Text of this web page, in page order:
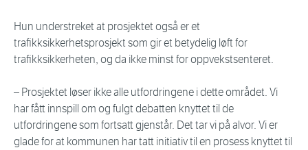
Hun understreket at prosjektet også er et
trafikksikkerhetsprosjekt som gir et betydelig løft for
trafikksikkerheten, og da ikke minst for oppvekstsenteret.
– Prosjektet løser ikke alle utfordringene i dette området. Vi
har fått innspill om og fulgt debatten knyttet til de
utfordringene som fortsatt gjenstår. Det tar vi på alvor. Vi er
glade for at kommunen har tatt initiativ til en prosess knyttet til